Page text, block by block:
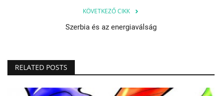
KÖVETKEZŐ CIKK
Szerbia és az energiaválság
RELATED POSTS